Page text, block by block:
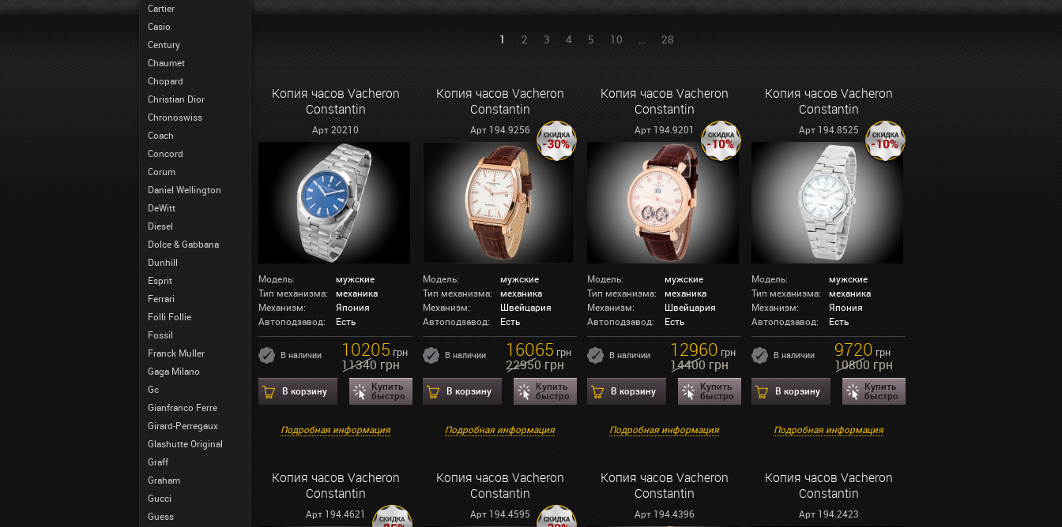
Cartier
Casio
Century
Chaumet
Chopard
Christian Dior
Chronoswiss
Coach
Concord
Corum
Daniel Wellington
DeWitt
Diesel
Dolce & Gabbana
Dunhill
Esprit
Ferrari
Folli Follie
Fossil
Franck Muller
Gaga Milano
Gc
Gianfranco Ferre
Girard-Perregaux
Glashutte Original
Graff
Graham
Gucci
Guess
1 2 3 4 5 10 … 28
Копия часов Vacheron
Constantin
Арт 20210
Модель:
мужские
Тип механизма:
механика
Механизм:
Япония
Автоподзавод:
Есть
В наличии 10205 грн
11340 грн
В корзину Купить
быстро
Подробная информация
Копия часов Vacheron
Constantin
Арт 194.9256
Модель:
мужские
Тип механизма:
механика
Механизм:
Швейцария
Автоподзавод:
Есть
В наличии 16065 грн
22950 грн
В корзину Купить
быстро
Подробная информация
Копия часов Vacheron
Constantin
Арт 194.9201
Модель:
мужские
Тип механизма:
механика
Механизм:
Швейцария
Автоподзавод:
Есть
В наличии 12960 грн
14400 грн
В корзину Купить
быстро
Подробная информация
Копия часов Vacheron
Constantin
Арт 194.8525
Модель:
мужские
Тип механизма:
механика
Механизм:
Япония
Автоподзавод:
Есть
В наличии 9720 грн
10800 грн
В корзину Купить
быстро
Подробная информация
Копия часов Vacheron
Constantin
Арт 194.4621
Копия часов Vacheron
Constantin
Арт 194.4595
Копия часов Vacheron
Constantin
Арт 194.4396
Копия часов Vacheron
Constantin
Арт 194.2423